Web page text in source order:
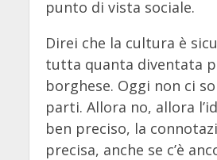
punto di vista sociale.
Direi che la cultura è
tutta quanta diventata
borghese. Oggi non ci
parti. Allora no, allora
ben preciso, la
precisa, anche se c’è